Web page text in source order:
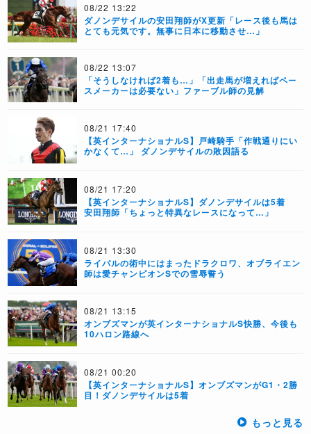
08/22 13:22
ダノンデサイルの安田翔師がX更新「レース後も馬は
とても元気です。無事に日本に移動させ…」
08/22 13:07
「そうしなければ2着も…」「出走馬が増えればペー
スメーカーは必要ない」ファーブル師の見解
08/21 17:40
【英インターナショナルS】戸崎騎手「作戦通りにい
かなくて…」 ダノンデサイルの敗因語る
08/21 17:20
【英インターナショナルS】ダノンデサイルは5着
安田翔師「ちょっと特異なレースになって…」
08/21 13:30
ライバルの術中にはまったドラクロワ、オブライエン
師は愛チャンピオンSでの雪辱誓う
08/21 13:15
オンブズマンが英インターナショナルS快勝、今後も
10ハロン路線へ
08/21 00:20
【英インターナショナルS】オンブズマンがG1・2勝
目！ダノンデサイルは5着
もっと見る